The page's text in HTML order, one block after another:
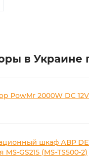
в Украине
PowMr 2000W DC
шкаф АВР
MS-GS215 (MS-TS500-2)